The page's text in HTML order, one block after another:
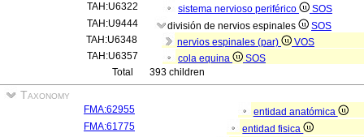
TAH:U6322
sistema nervioso periférico
SOS
TAH:U9444
división de nervios espinales
SOS
TAH:U6348
nervios espinales (par)
VOS
TAH:U6357
cola equina
SOS
Total
393 children
Taxonomy
FMA:62955
entidad anatómica
FMA:61775
entidad fisica